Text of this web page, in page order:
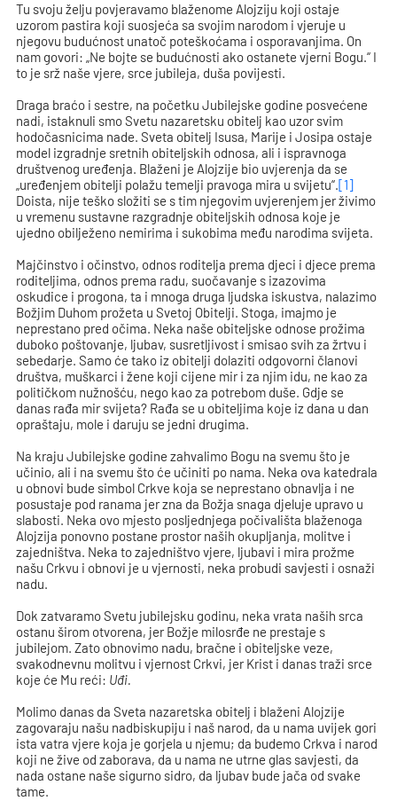
Tu svoju želju povjeravamo blaženome Alojziju koji ostaje
uzorom pastira koji suosjeća sa svojim narodom i vjeruje u
njegovu budućnost unatoč poteškoćama i osporavanjima. On
nam govori: „Ne bojte se budućnosti ako ostanete vjerni Bogu.“ I
to je srž naše vjere, srce jubileja, duša povijesti.
Draga braćo i sestre, na početku Jubilejske godine posvećene
nadi, istaknuli smo Svetu nazaretsku obitelj kao uzor svim
hodočasnicima nade. Sveta obitelj Isusa, Marije i Josipa ostaje
model izgradnje sretnih obiteljskih odnosa, ali i ispravnoga
društvenog uređenja. Blaženi je Alojzije bio uvjerenja da se
„uređenjem obitelji polažu temelji pravoga mira u svijetu“.[1]
Doista, nije teško složiti se s tim njegovim uvjerenjem jer živimo
u vremenu sustavne razgradnje obiteljskih odnosa koje je
ujedno obilježeno nemirima i sukobima među narodima svijeta.
Majčinstvo i očinstvo, odnos roditelja prema djeci i djece prema
roditeljima, odnos prema radu, suočavanje s izazovima
oskudice i progona, ta i mnoga druga ljudska iskustva, nalazimo
Božjim Duhom prožeta u Svetoj Obitelji. Stoga, imajmo je
neprestano pred očima. Neka naše obiteljske odnose prožima
duboko poštovanje, ljubav, susretljivost i smisao svih za žrtvu i
sebedarje. Samo će tako iz obitelji dolaziti odgovorni članovi
društva, muškarci i žene koji cijene mir i za njim idu, ne kao za
političkom nužnošću, nego kao za potrebom duše. Gdje se
danas rađa mir svijeta? Rađa se u obiteljima koje iz dana u dan
opraštaju, mole i daruju se jedni drugima.
Na kraju Jubilejske godine zahvalimo Bogu na svemu što je
učinio, ali i na svemu što će učiniti po nama. Neka ova katedrala
u obnovi bude simbol Crkve koja se neprestano obnavlja i ne
posustaje pod ranama jer zna da Božja snaga djeluje upravo u
slabosti. Neka ovo mjesto posljednjega počivališta blaženoga
Alojzija ponovno postane prostor naših okupljanja, molitve i
zajedništva. Neka to zajedništvo vjere, ljubavi i mira prožme
našu Crkvu i obnovi je u vjernosti, neka probudi savjesti i osnaži
nadu.
Dok zatvaramo Svetu jubilejsku godinu, neka vrata naših srca
ostanu širom otvorena, jer Božje milosrđe ne prestaje s
jubilejom. Zato obnovimo nadu, bračne i obiteljske veze,
svakodnevnu molitvu i vjernost Crkvi, jer Krist i danas traži srce
koje će Mu reći: Uđi.
Molimo danas da Sveta nazaretska obitelj i blaženi Alojzije
zagovaraju našu nadbiskupiju i naš narod, da u nama uvijek gori
ista vatra vjere koja je gorjela u njemu; da budemo Crkva i narod
koji ne žive od zaborava, da u nama ne utrne glas savjesti, da
nada ostane naše sigurno sidro, da ljubav bude jača od svake
tame.